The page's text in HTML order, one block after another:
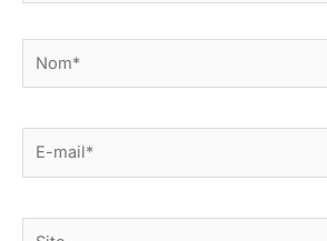
mail*